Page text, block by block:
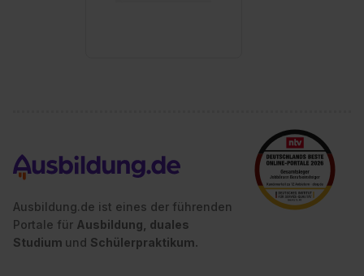
Ausbildung.de ist eines der führenden
Portale für Ausbildung, duales
Studium und Schülerpraktikum.